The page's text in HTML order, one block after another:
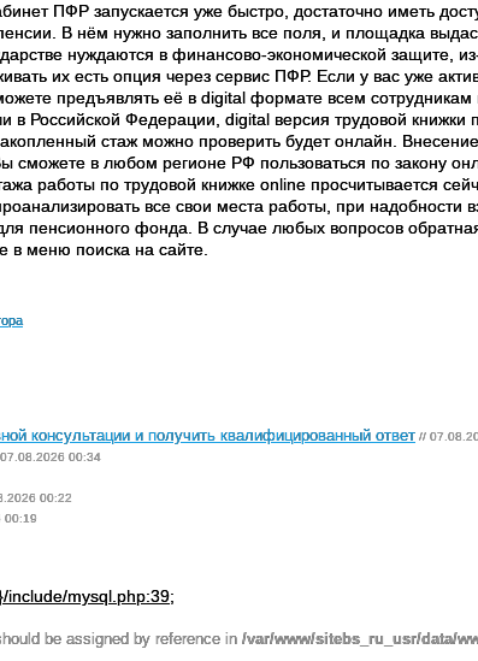
ПФР запускается уже быстро, достаточно иметь
В нём нужно заполнить все поля, и площадка
нуждаются в финансово-экономической защите,
их есть опция через сервис ПФР. Если у вас уже
предъявлять её в digital формате всем
в Российской Федерации, digital версия трудовой книжки
стаж можно проверить будет онлайн.
сможете в любом регионе РФ пользоваться по закону
работы по трудовой книжке online просчитывается
все свои места работы, при надобности
пенсионного фонда. В случае любых вопросов
в меню поиска на сайте.
консультации и получить квалифицированный ответ //
00:34
00:22
00:19
include/mysql.php:39;
be assigned by reference in /var/www/sitebs_ru_usr/data/